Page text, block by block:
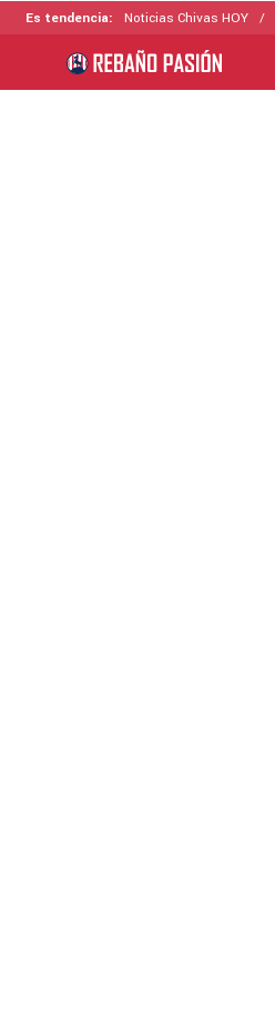
Es tendencia: Noticias Chivas HOY